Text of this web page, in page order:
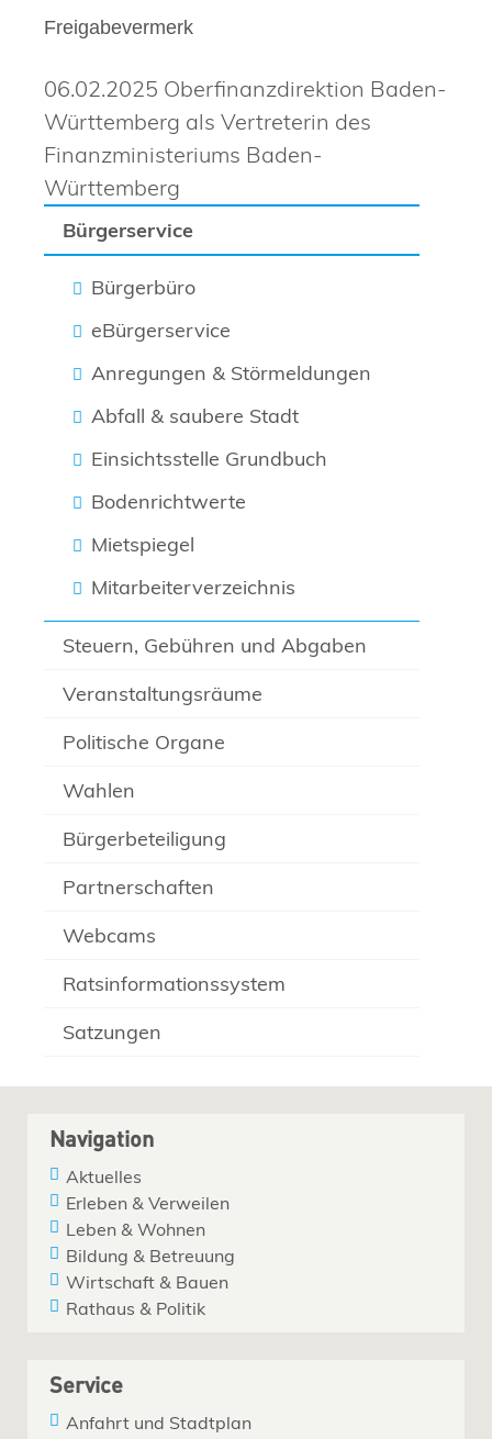
Bürgerservice
Bürgerbüro
eBürgerservice
Anregungen & Störmeldungen
Abfall & saubere Stadt
Einsichtsstelle Grundbuch
Bodenrichtwerte
Mietspiegel
Mitarbeiterverzeichnis
Steuern, Gebühren und Abgaben
Veranstaltungsräume
Politische Organe
Wahlen
Bürgerbeteiligung
Partnerschaften
Webcams
Ratsinformationssystem
Satzungen
Freigabevermerk
06.02.2025 Oberfinanzdirektion Baden-
Württemberg als Vertreterin des
Finanzministeriums Baden-
Württemberg
Navigation
Aktuelles
Erleben & Verweilen
Leben & Wohnen
Bildung & Betreuung
Wirtschaft & Bauen
Rathaus & Politik
Service
Anfahrt und Stadtplan